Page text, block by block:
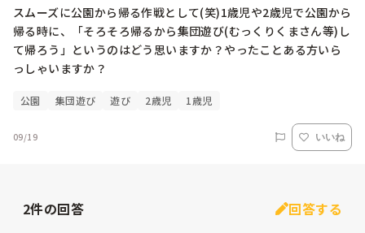
スムーズに公園から帰る作戦として(笑)1歳児や2歳児で公園から
帰る時に、「そろそろ帰るから集団遊び(むっくりくまさん等)し
て帰ろう」というのはどう思いますか？やったことある方いら
っしゃいますか？
公園 集団遊び 遊び 2歳児 1歳児
09/19 いいね
2件の回答 回答する